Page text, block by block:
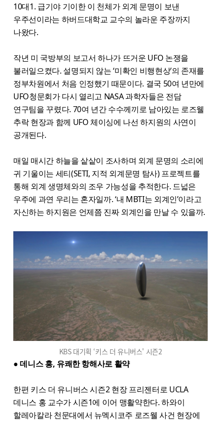
10대1. 급기야 기이한 이 천체가 외계 문명이 보낸
우주선이라는 하버드대학교 교수의 놀라운 주장까지
나왔다.
작년 미 국방부의 보고서 하나가 뜨거운 UFO 논쟁을
불러일으켰다. 설명되지 않는 ‘미확인 비행현상’의 존재를
정부차원에서 처음 인정했기 때문이다. 결국 50여 년만에
UFO청문회가 다시 열리고 NASA 과학자들은 전담
연구팀을 꾸렸다. 70여 년간 수수께끼로 남아있는 로즈웰
추락 현장과 함께 UFO 체이싱에 나선 하지원의 사연이
공개된다.
매일 매시간 하늘을 샅샅이 조사하며 외계 문명의 소리에
귀 기울이는 세티(SETI, 지적 외계문명 탐사) 프로젝트를
통해 외계 생명체와의 조우 가능성을 추적한다. 드넓은
우주에 과연 우리는 혼자일까. ‘내 MBTI는 외계인’이라고
자신하는 하지원은 언제쯤 진짜 외계인을 만날 수 있을까.
KBS 대기획 ‘키스 더 유니버스' 시즌2
● 데니스 홍, 유쾌한 항해사로 활약
한편 키스 더 유니버스 시즌2 현장 프리젠터로 UCLA
데니스 홍 교수가 시즌1에 이어 맹활약한다. 하와이
할레아칼라 천문대에서 뉴멕시코주 로즈웰 사건 현장에